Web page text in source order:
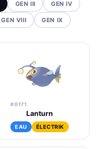
GEN III GEN IV
GEN VIII GEN IX
#0171
Lanturn
EAU ÉLECTRIK